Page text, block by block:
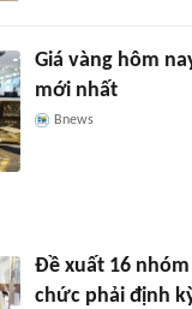
Giá vàng hôm
mới nhất
Bnews
Đề xuất 16
chức phải định